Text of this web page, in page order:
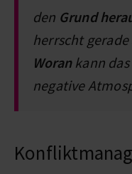
den Grund
herrscht
Worankann das
negative